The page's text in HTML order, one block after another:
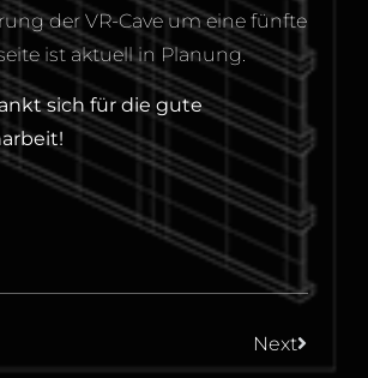
der VR-Cave um eine fünfte
ist aktuell in Planung.
sich für die gute
Next